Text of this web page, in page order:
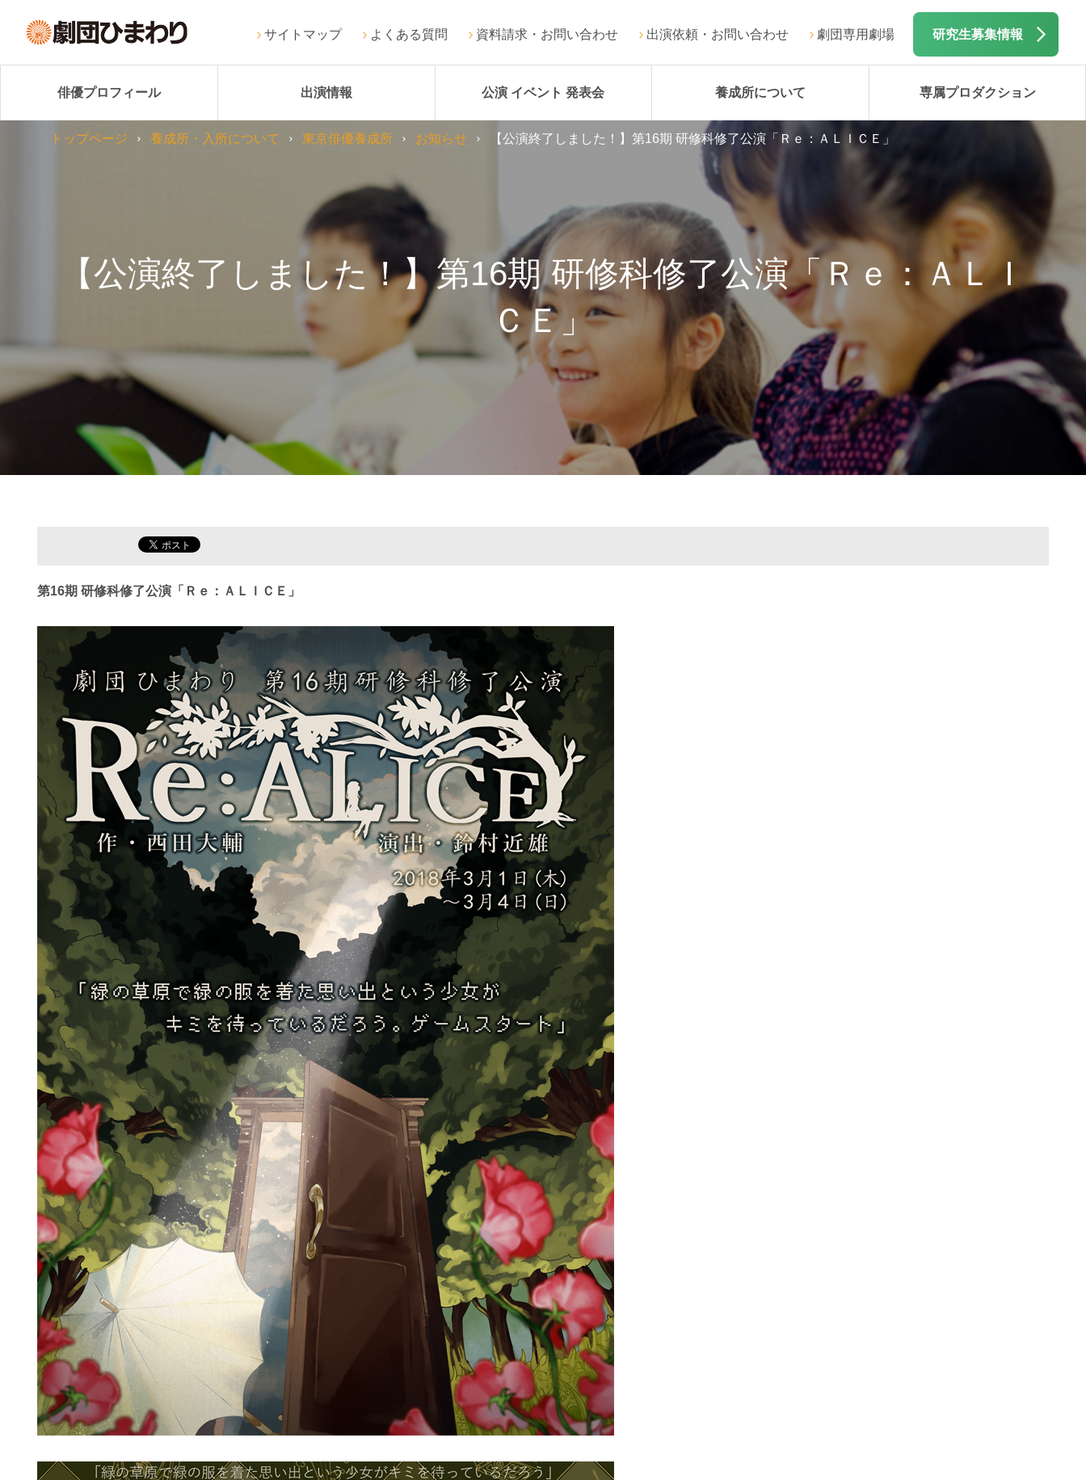
サイトマップ よくある質問 資料請求・お問い合わせ 出演依頼・お問い合わせ 劇団専用劇場 研究生募集情報
俳優プロフィール 出演情報 公演 イベント 発表会 養成所について 専属プロダクション
【公演終了しました！】第16期 研修科修了公演「Ｒｅ：ＡＬＩ
ＣＥ」
トップページ 養成所・入所について 東京俳優養成所 お知らせ 【公演終了しました！】第16期 研修科修了公演「Ｒｅ：ＡＬＩＣＥ」
第16期 研修科修了公演「Ｒｅ：ＡＬＩＣＥ」